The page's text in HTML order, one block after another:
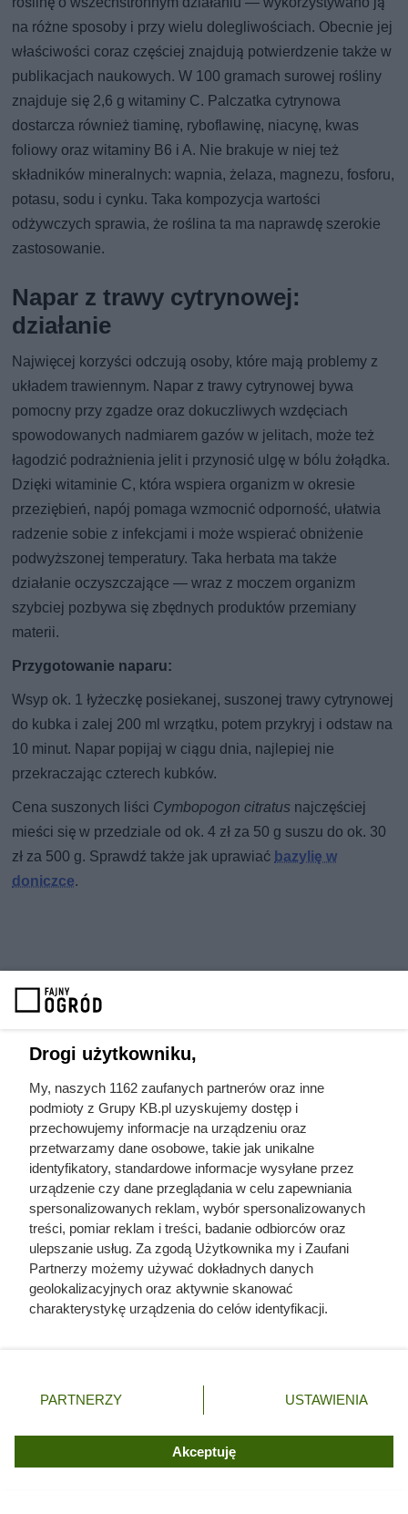
na różne sposoby i przy wielu dolegliwościach. Obecnie jej
właściwości coraz częściej znajdują potwierdzenie także w
publikacjach naukowych. W 100 gramach surowej rośliny
znajduje się 2,6 g witaminy C. Palczatka cytrynowa
dostarcza również tiaminę, ryboflawinę, niacynę, kwas
foliowy oraz witaminy B6 i A. Nie brakuje w niej też
składników mineralnych: wapnia, żelaza, magnezu, fosforu,
potasu, sodu i cynku. Taka kompozycja wartości
odżywczych sprawia, że roślina ta ma naprawdę szerokie
zastosowanie.
Napar z trawy cytrynowej:
działanie
Najwięcej korzyści odczują osoby, które mają problemy z
układem trawiennym. Napar z trawy cytrynowej bywa
pomocny przy zgadze oraz dokuczliwych wzdęciach
spowodowanych nadmiarem gazów w jelitach, może też
łagodzić podrażnienia jelit i przynosić ulgę w bólu żołądka.
Dzięki witaminie C, która wspiera organizm w okresie
przeziębień, napój pomaga wzmocnić odporność, ułatwia
radzenie sobie z infekcjami i może wspierać obniżenie
podwyższonej temperatury. Taka herbata ma także
działanie oczyszczające — wraz z moczem organizm
szybciej pozbywa się zbędnych produktów przemiany
materii.
Przygotowanie naparu:
Wsyp ok. 1 łyżeczkę posiekanej, suszonej trawy cytrynowej
do kubka i zalej 200 ml wrzątku, potem przykryj i odstaw na
10 minut. Napar popijaj w ciągu dnia, najlepiej nie
przekraczając czterech kubków.
Cena suszonych liści Cymbopogon citratus najczęściej
mieści się w przedziale od ok. 4 zł za 50 g suszu do ok. 30
zł za 500 g. Sprawdź także jak uprawiać bazylię w
doniczce.
Olejek lemongrasowy: działanie i
użycie
Palczatka cytrynowa dostarcza olejek lemongrasowy,
ceniony za swoje nietuzinkowe właściwości.
całego składu. To właśnie on odpowiada za intensywny,
świeży cytrusowy aromat: dla ludzi przyjemny, a dla wielu
Drogi użytkowniku,
My, naszych 1162 zaufanych partnerów oraz inne
podmioty z Grupy KB.pl uzyskujemy dostęp i
przechowujemy informacje na urządzeniu oraz
przetwarzamy dane osobowe, takie jak unikalne
identyfikatory, standardowe informacje wysyłane przez
urządzenie czy dane przeglądania w celu zapewniania
spersonalizowanych reklam, wybór spersonalizowanych
treści, pomiar reklam i treści, badanie odbiorców oraz
ulepszanie usług. Za zgodą Użytkownika my i Zaufani
Partnerzy możemy używać dokładnych danych
geolokalizacyjnych oraz aktywnie skanować
charakterystykę urządzenia do celów identyfikacji.
zmienić/wycofać klikając przycisk ustawień prywatności
znajdujący się w lewym dolnym rogu strony. Niektóre
użytkownika, ale masz prawo sprzeciwić się takiemu
przetwarzaniu. Preferencje będą miały zastosowania tylko
PARTNERZY USTAWIENIA
Akceptuję